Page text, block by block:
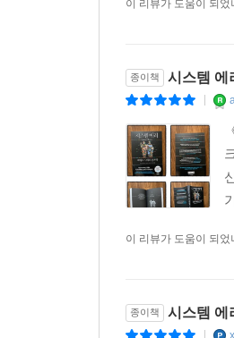
이 책의 저자 중 한
주제로 열띤 토론을
대답했다. 그 자리
기술계의 혁신가들
벤처투자가, 정치인
알아야 하며, 그 결
이 리뷰가 도움이 되었
종이책 시스템 에
이 리뷰가 도움이 되었
종이책 시스템 에